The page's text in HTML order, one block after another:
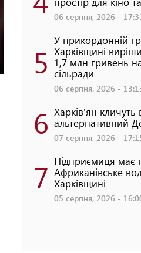
06 серпня, 2026 -
5
У прикордонній
Харківщині
1,7 млн гривень
сільради
06 серпня, 2026 -
6 Харків'ян кличуть
альтернативний
07 серпня, 2026 -
7 Підприємиця має
Африканівське
Харківщині
05 серпня, 2026 -